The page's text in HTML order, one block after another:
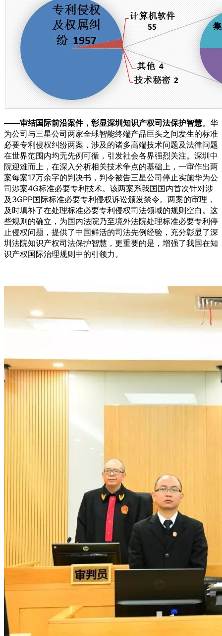
——审结国际前沿案件，彰显深圳知识产权司法保护智慧。华
为公司与三星公司两家全球智能终端产品巨头之间发生的标准
必要专利侵权纠纷两案，涉及的诸多高端技术问题及法律问题
在世界范围内均无先例可循，引发社会各界强烈关注。深圳中
院迎难而上，在深入分析相关技术争点的基础上，一审作出两
案每案17万余字的判决书，判令被告三星公司停止实施华为公
司涉案4G标准必要专利技术。该两案系我国国内首次针对涉
及3GPP国际标准必要专利侵权诉讼颁发禁令。两案的审理，
及时填补了在处理标准必要专利侵权司法领域的规则空白。这
些规则的确立，为国内法院乃至境外法院处理标准必要专利停
止侵权问题，提供了中国鲜活的司法先例经验，充分彰显了深
圳法院知识产权司法保护智慧，更重要的是，增强了我国在知
识产权国际治理规则中的引领力。